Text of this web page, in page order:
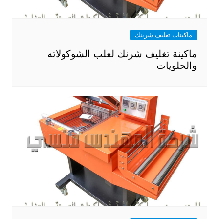
ماكينات تغليف شرينك
ماكينة تغليف شرنك لعلب الشوكولاته
والحلويات